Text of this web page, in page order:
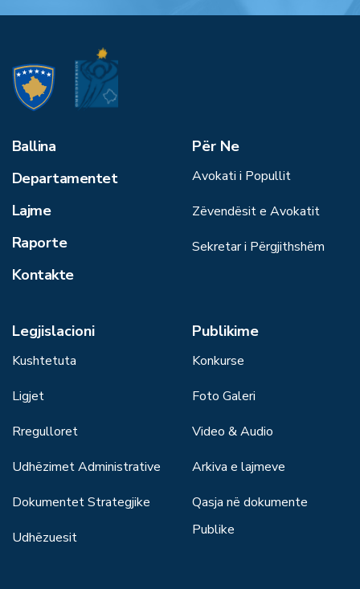
Ballina
Departamentet
Lajme
Raporte
Kontakte
Për Ne
Avokati i Popullit
Zëvendësit e Avokatit
Sekretar i Përgjithshëm
Legjislacioni
Kushtetuta
Ligjet
Rregulloret
Udhëzimet Administrative
Dokumentet Strategjike
Udhëzuesit
Publikime
Konkurse
Foto Galeri
Video & Audio
Arkiva e lajmeve
Qasja në dokumente
Publike